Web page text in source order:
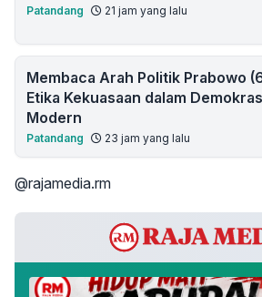
Patandang 21 jam yang lalu
Membaca Arah Politik Prabowo
Etika Kekuasaan dalam
Modern
Patandang 23 jam yang lalu
@rajamedia.rm